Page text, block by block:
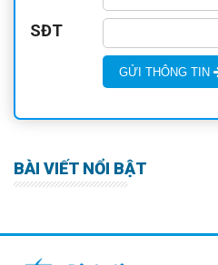
SĐT
GỬI THÔNG TIN
BÀI VIẾT NỔI BẬT